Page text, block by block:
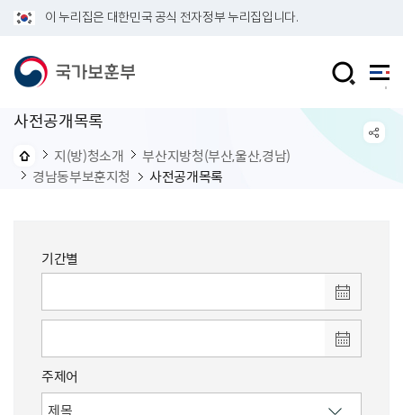
이 누리집은 대한민국 공식 전자정부 누리집입니다.
사전공개목록
지(방)청소개
부산지방청(부산,울산,경남)
경남동부보훈지청
사전공개목록
기간별
주제어